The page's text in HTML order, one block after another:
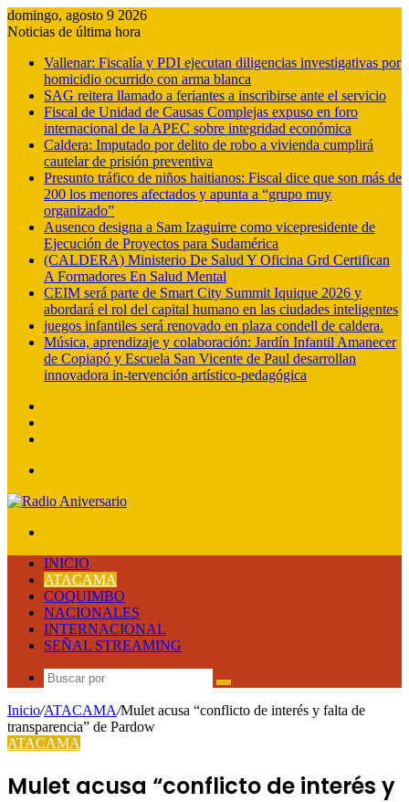
domingo, agosto 9 2026
Noticias de última hora
Vallenar: Fiscalía y PDI ejecutan diligencias investigativas por
homicidio ocurrido con arma blanca
SAG reitera llamado a feriantes a inscribirse ante el servicio
Fiscal de Unidad de Causas Complejas expuso en foro
internacional de la APEC sobre integridad económica
Caldera: Imputado por delito de robo a vivienda cumplirá
cautelar de prisión preventiva
Presunto tráfico de niños haitianos: Fiscal dice que son más de
200 los menores afectados y apunta a “grupo muy
organizado”
Ausenco designa a Sam Izaguirre como vicepresidente de
Ejecución de Proyectos para Sudamérica
(CALDERA) Ministerio De Salud Y Oficina Grd Certifican
A Formadores En Salud Mental
CEIM será parte de Smart City Summit Iquique 2026 y
abordará el rol del capital humano en las ciudades inteligentes
juegos infantiles será renovado en plaza condell de caldera.
Música, aprendizaje y colaboración: Jardín Infantil Amanecer
de Copiapó y Escuela San Vicente de Paul desarrollan
innovadora in-tervención artístico-pedagógica
INICIO
ATACAMA
COQUIMBO
NACIONALES
INTERNACIONAL
SEÑAL STREAMING
Buscar
por
Inicio/ATACAMA/Mulet acusa “conflicto de interés y falta de
transparencia” de Pardow
ATACAMA
Mulet acusa “conflicto de interés y